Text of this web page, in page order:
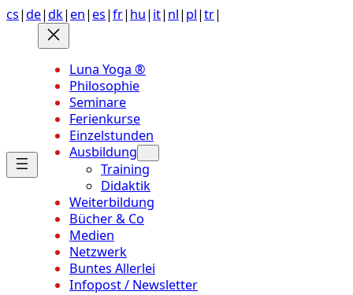
Anchor
Zum
Inhalt
springen
cs|de|dk| en| es|fr| hu| it| nl| pl|tr|
Luna Yoga ®
Philosophie
Seminare
Ferienkurse
Einzelstunden
Ausbildung
Training
Didaktik
Weiterbildung
Bücher & Co
Medien
Netzwerk
Buntes Allerlei
Infopost / Newsletter